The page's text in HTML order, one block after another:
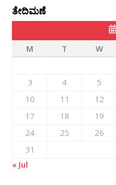
ತೇದಿಮಣೆ
M
T W
3
4 5
10
11 12
17
18 19
24
25 26
31
« Jul